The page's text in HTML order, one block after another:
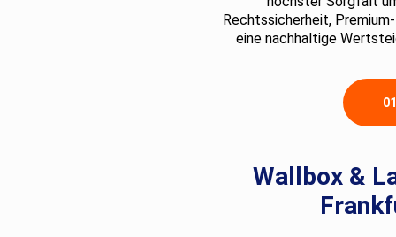
Rechtssicherheit,
eine nachhaltige
Wallbox &